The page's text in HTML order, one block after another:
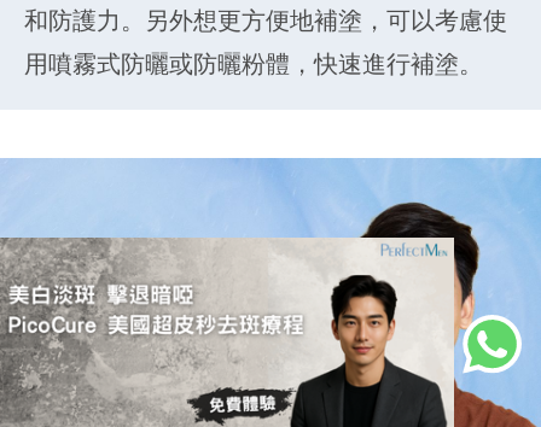
和防護力。另外想更方便地補塗，可以考慮使
用噴霧式防曬或防曬粉體，快速進行補塗。